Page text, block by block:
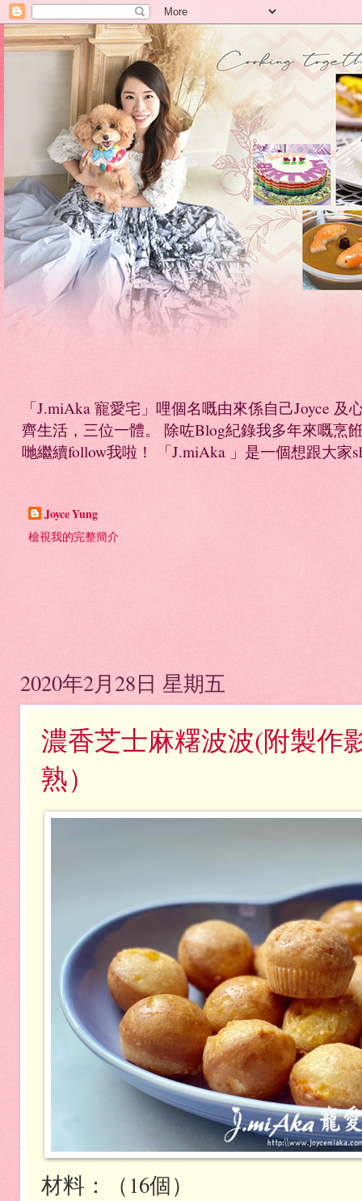
「J.miAka 寵愛宅」哩個名嘅由來係自己Joyce
齊生活，三位一體。 除咗Blog紀錄我多年來嘅烹
哋繼續follow我啦！ 「J.miAka 」是一個想跟大家
Joyce Yung
檢視我的完整簡介
2020年2月28日 星期五
濃香芝士麻糬波波(附製作
熟）
材料：（16個）